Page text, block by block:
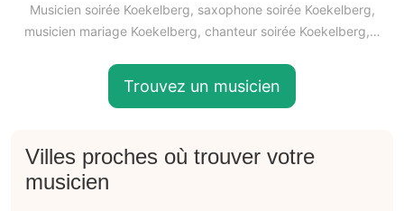
Musicien soirée Koekelberg, saxophone soirée Koekelberg,
musicien mariage Koekelberg, chanteur soirée Koekelberg,…
Trouvez un musicien
Villes proches où trouver votre
musicien